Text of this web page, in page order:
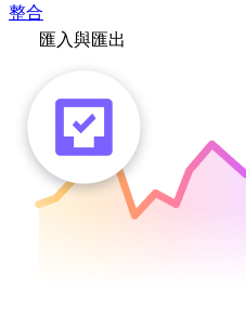
整合
匯入與匯出